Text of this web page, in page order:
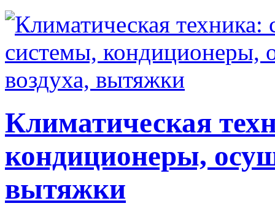
Климатическая
кондиционеры,
вытяжки